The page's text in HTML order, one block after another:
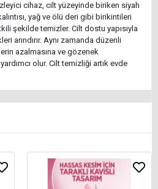
cihaz, cilt yüzeyinde biriken siyah
yağ ve ölü deri gibi birikintileri
şekilde temizler. Cilt dostu yapısıyla
arındırır. Aynı zamanda düzenli
azalmasına ve gözenek
olur. Cilt temizliği artık evde